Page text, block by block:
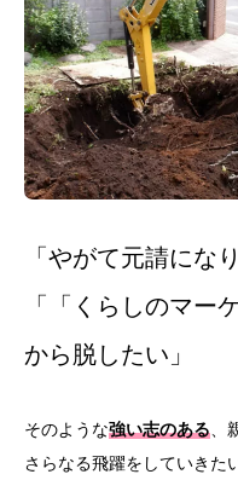
「やがて元請にな
「「くらしのマー
から脱したい」
そのような強い志のある
さらなる飛躍をしていきた